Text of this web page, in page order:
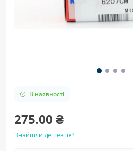
В наявності
275.00 ₴
Знайшли дешевше?